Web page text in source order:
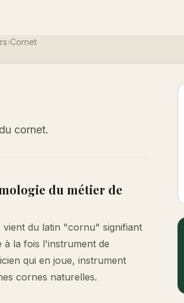
›Cornet
cornet.
du métier de
du latin "cornu" signifiant
à la fois l'instrument de
qui en joue, instrument
cornes naturelles.